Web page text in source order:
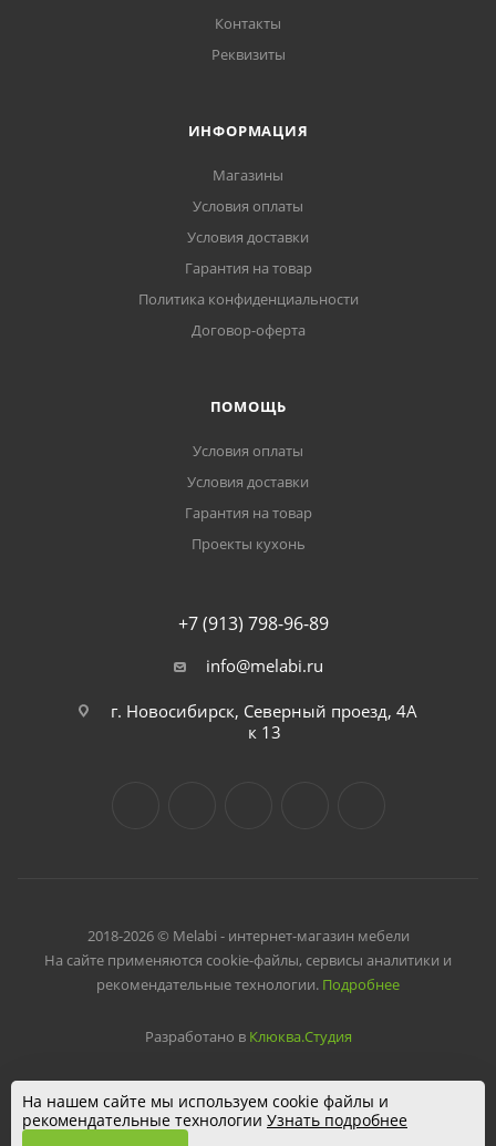
Контакты
Реквизиты
ИНФОРМАЦИЯ
Магазины
Условия оплаты
Условия доставки
Гарантия на товар
Политика конфиденциальности
Договор-оферта
ПОМОЩЬ
Условия оплаты
Условия доставки
Гарантия на товар
Проекты кухонь
+7 (913) 798-96-89
info@melabi.ru
г. Новосибирск, Северный проезд, 4А
к 13
2018-2026 © Melabi - интернет-магазин мебели
На сайте применяются cookie-файлы, сервисы аналитики и
рекомендательные технологии. Подробнее
Разработано в Клюква.Студия
На нашем сайте мы используем cookie файлы и
рекомендательные технологии Узнать подробнее